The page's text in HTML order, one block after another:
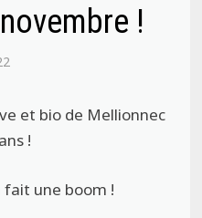
!
et bio de Mellionnec
!
une boom !